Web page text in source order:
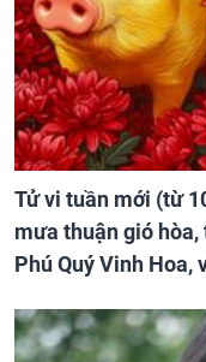
Tử vi tuần mới (từ
mưa thuận gió hòa,
Phú Quý Vinh Hoa,